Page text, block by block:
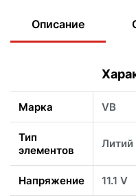
Описание
Марка VB
Тип
элементов
Напряжение 11.1 V